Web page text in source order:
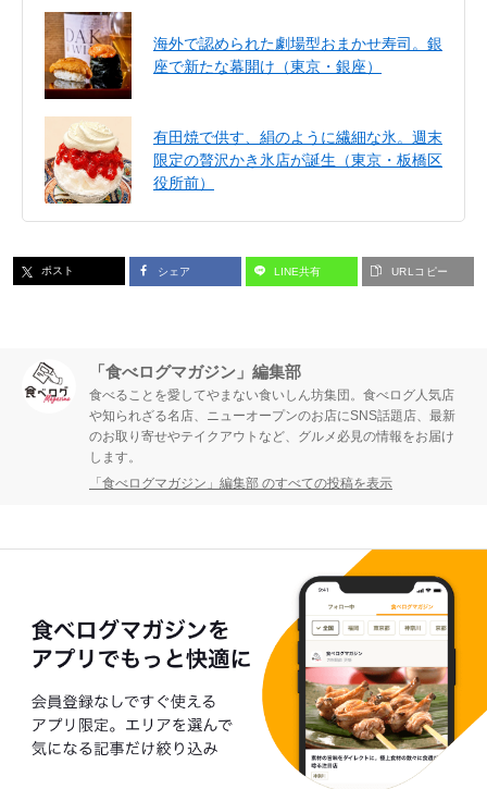
海外で認められた劇場型おまかせ寿司。銀
座で新たな幕開け（東京・銀座）
有田焼で供す、絹のように繊細な氷。週末
限定の贅沢かき氷店が誕生（東京・板橋区
役所前）
ポスト シェア LINE共有 URLコピー
「食べログマガジン」編集部
食べることを愛してやまない食いしん坊集団。食べログ人気店
や知られざる名店、ニューオープンのお店にSNS話題店、最新
のお取り寄せやテイクアウトなど、グルメ必見の情報をお届け
します。
「食べログマガジン」編集部 のすべての投稿を表示